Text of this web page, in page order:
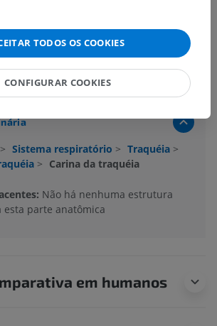
> Sistema respiratório > Traquéia >
> Carina da traquéia
Não há nenhuma estrutura
esta parte anatômica
em humanos
TODOS OS COOKIES
CONFIGURAR COOKIES